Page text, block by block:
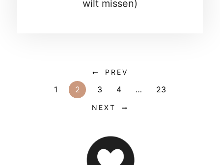
wilt missen)
PREV
1 2 3 4 … 23
NEXT